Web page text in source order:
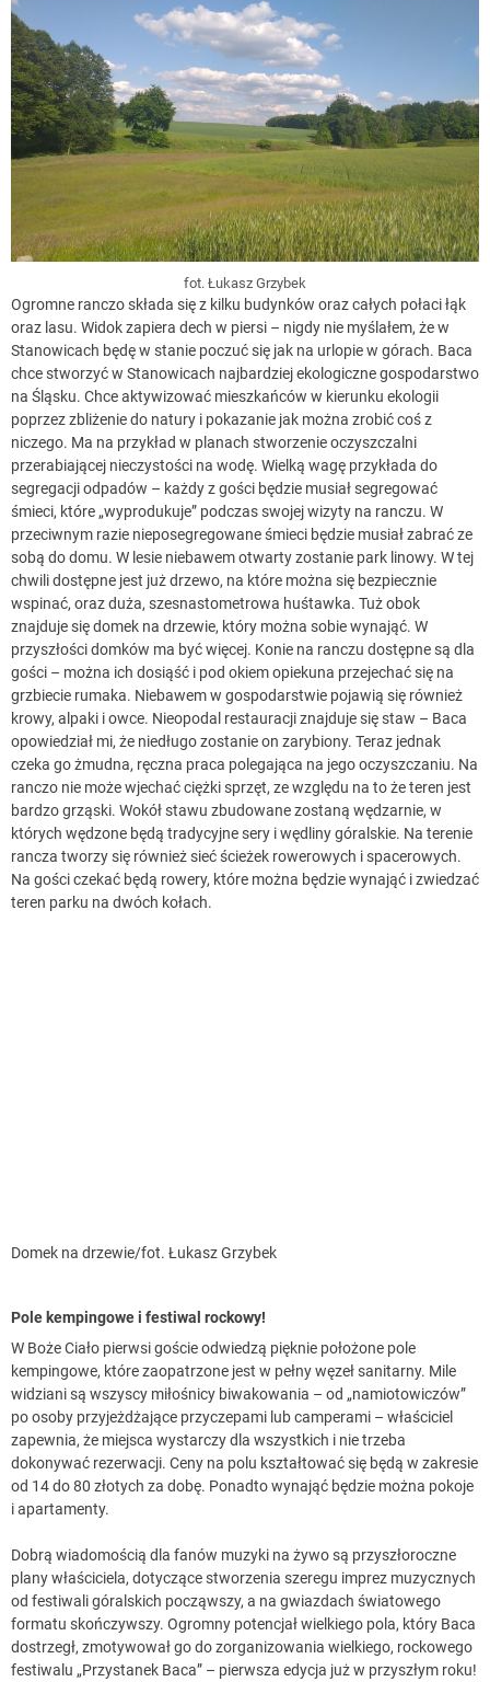
fot. Łukasz Grzybek
Ogromne ranczo składa się z kilku budynków oraz całych połaci łąk
oraz lasu. Widok zapiera dech w piersi – nigdy nie myślałem, że w
Stanowicach będę w stanie poczuć się jak na urlopie w górach. Baca
chce stworzyć w Stanowicach najbardziej ekologiczne gospodarstwo
na Śląsku. Chce aktywizować mieszkańców w kierunku ekologii
poprzez zbliżenie do natury i pokazanie jak można zrobić coś z
niczego. Ma na przykład w planach stworzenie oczyszczalni
przerabiającej nieczystości na wodę. Wielką wagę przykłada do
segregacji odpadów – każdy z gości będzie musiał segregować
śmieci, które „wyprodukuje” podczas swojej wizyty na ranczu. W
przeciwnym razie nieposegregowane śmieci będzie musiał zabrać ze
sobą do domu. W lesie niebawem otwarty zostanie park linowy. W tej
chwili dostępne jest już drzewo, na które można się bezpiecznie
wspinać, oraz duża, szesnastometrowa huśtawka. Tuż obok
znajduje się domek na drzewie, który można sobie wynająć. W
przyszłości domków ma być więcej. Konie na ranczu dostępne są dla
gości – można ich dosiąść i pod okiem opiekuna przejechać się na
grzbiecie rumaka. Niebawem w gospodarstwie pojawią się również
krowy, alpaki i owce. Nieopodal restauracji znajduje się staw – Baca
opowiedział mi, że niedługo zostanie on zarybiony. Teraz jednak
czeka go żmudna, ręczna praca polegająca na jego oczyszczaniu. Na
ranczo nie może wjechać ciężki sprzęt, ze względu na to że teren jest
bardzo grząski. Wokół stawu zbudowane zostaną wędzarnie, w
których wędzone będą tradycyjne sery i wędliny góralskie. Na terenie
rancza tworzy się również sieć ścieżek rowerowych i spacerowych.
Na gości czekać będą rowery, które można będzie wynająć i zwiedzać
teren parku na dwóch kołach.
Domek na drzewie/fot. Łukasz Grzybek
Pole kempingowe i festiwal rockowy!
W Boże Ciało pierwsi goście odwiedzą pięknie położone pole
kempingowe, które zaopatrzone jest w pełny węzeł sanitarny. Mile
widziani są wszyscy miłośnicy biwakowania – od „namiotowiczów”
po osoby przyjeżdżające przyczepami lub camperami – właściciel
zapewnia, że miejsca wystarczy dla wszystkich i nie trzeba
dokonywać rezerwacji. Ceny na polu kształtować się będą w zakresie
od 14 do 80 złotych za dobę. Ponadto wynająć będzie można pokoje
i apartamenty.
Dobrą wiadomością dla fanów muzyki na żywo są przyszłoroczne
plany właściciela, dotyczące stworzenia szeregu imprez muzycznych
od festiwali góralskich począwszy, a na gwiazdach światowego
formatu skończywszy. Ogromny potencjał wielkiego pola, który Baca
dostrzegł, zmotywował go do zorganizowania wielkiego, rockowego
festiwalu „Przystanek Baca” – pierwsza edycja już w przyszłym roku!